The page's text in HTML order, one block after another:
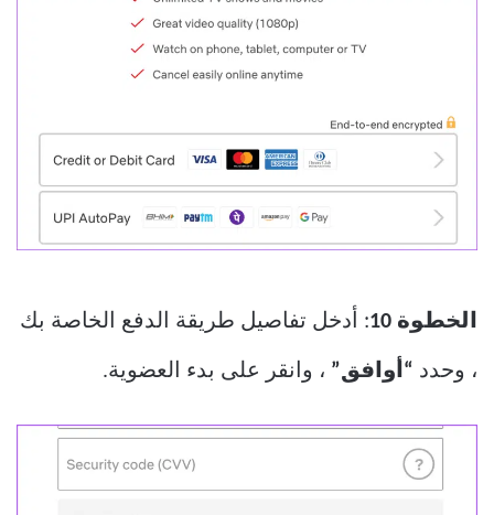
الخطوة 10 : أدخل تفاصيل طريقة الدفع الخاصة بك
، وحدد “أوافق” ، وانقر على بدء العضوية.